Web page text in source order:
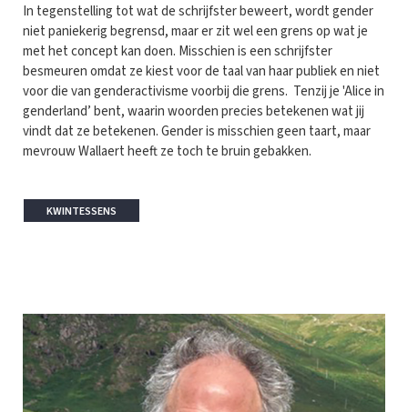
In tegenstelling tot wat de schrijfster beweert, wordt gender
niet paniekerig begrensd, maar er zit wel een grens op wat je
met het concept kan doen. Misschien is een schrijfster
besmeuren omdat ze kiest voor de taal van haar publiek en niet
voor die van genderactivisme voorbij die grens. Tenzij je 'Alice in
genderland’ bent, waarin woorden precies betekenen wat jij
vindt dat ze betekenen. Gender is misschien geen taart, maar
mevrouw Wallaert heeft ze toch te bruin gebakken.
KWINTESSENS